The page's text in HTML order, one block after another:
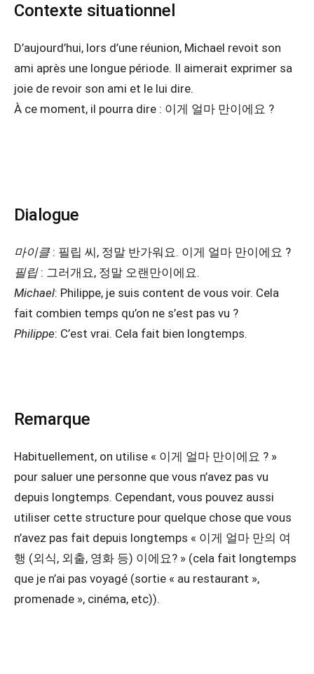
Contexte situationnel
D’aujourd’hui, lors d’une réunion, Michael revoit son
ami après une longue période. Il aimerait exprimer sa
joie de revoir son ami et le lui dire.
À ce moment, il pourra dire : 이게 얼마 만이에요 ?
Dialogue
마이클: 필립 씨, 정말 반가워요. 이게 얼마 만이에요 ?
필립: 그러개요, 정말 오랜만이에요.
Michael: Philippe, je suis content de vous voir. Cela
fait combien temps qu’on ne s’est pas vu ?
Philippe: C’est vrai. Cela fait bien longtemps.
Remarque
Habituellement, on utilise « 이게 얼마 만이에요 ? »
pour saluer une personne que vous n’avez pas vu
depuis longtemps. Cependant, vous pouvez aussi
utiliser cette structure pour quelque chose que vous
n’avez pas fait depuis longtemps « 이게 얼마 만의 여
행 (외식, 외출, 영화 등) 이에요? » (cela fait longtemps
que je n’ai pas voyagé (sortie « au restaurant »,
promenade », cinéma, etc)).